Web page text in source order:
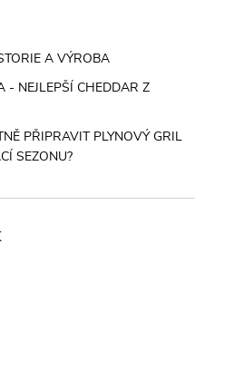
A VÝROBA
- NEJLEPŠÍ CHEDDAR Z
PŘIPRAVIT PLYNOVÝ GRIL
SEZONU?